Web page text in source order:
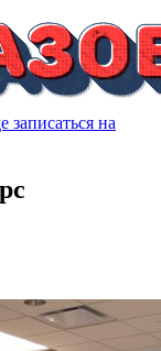
записаться на